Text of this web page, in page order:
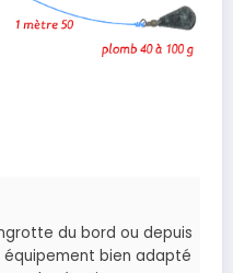
du bord ou depuis
équipement bien adapté